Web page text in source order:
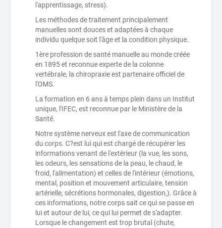
l'apprentissage, stress).
Les méthodes de traitement principalement
manuelles sont douces et adaptées à chaque
individu quelque soit l'âge et la condition physique.
1ère profession de santé manuelle au monde créée
en 1895 et reconnue experte de la colonne
vertébrale, la chiropraxie est partenaire officiel de
l'OMS.
La formation en 6 ans à temps plein dans un Institut
unique, l'IFEC, est reconnue par le Ministère de la
Santé.
Notre système nerveux est l'axe de communication
du corps. C?est lui qui est chargé de récupérer les
informations venant de l'extérieur (la vue, les sons,
les odeurs, les sensations de la peau, le chaud, le
froid, l'alimentation) et celles de l'intérieur (émotions,
mental, position et mouvement articulaire, tension
artérielle, sécrétions hormonales, digestion,). Grâce à
ces informations, notre corps sait ce qui se passe en
lui et autour de lui, ce qui lui permet de s'adapter.
Lorsque le changement est trop brutal (chute,